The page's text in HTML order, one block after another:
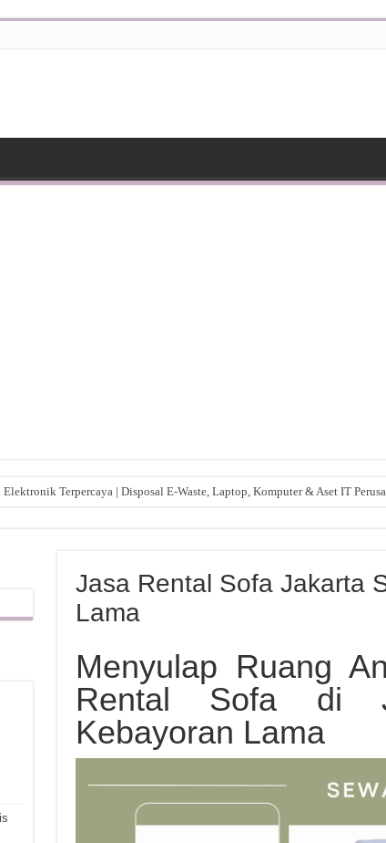
Elektronik Terpercaya | Disposal E-Waste, Laptop, Komputer & Aset IT
Jasa Rental Sofa Jakarta
Lama
Menyulap Ruang
Rental Sofa di
Kebayoran Lama